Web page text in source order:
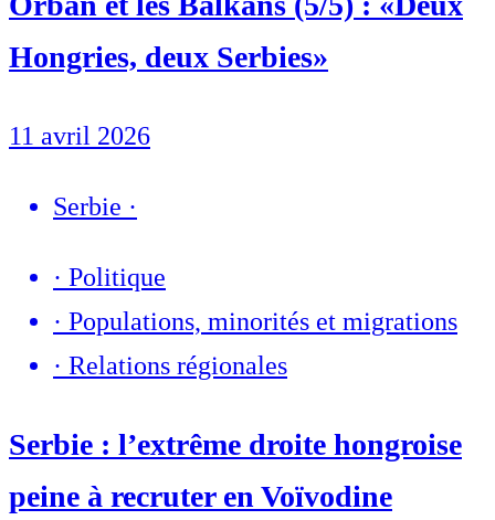
Hongries, deux Serbies»
11 avril 2026
Serbie ·
· Politique
· Populations, minorités et migrations
· Relations régionales
Serbie : l’extrême droite hongroise
peine à recruter en Voïvodine